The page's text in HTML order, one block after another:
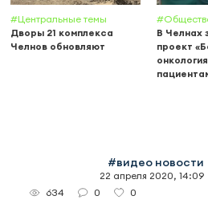
#Центральные темы
Дворы 21 комплекса
Челнов обновляют
В Челнах
проект
#видео новости
22 апреля 2020, 14:09
634
0 0